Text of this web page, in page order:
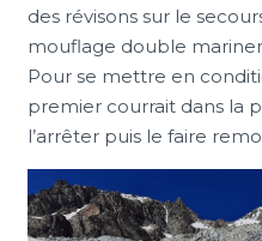
des révisons sur le
mouflage double
Pour se mettre en
premier courrait dans la
l’arrêter puis le faire